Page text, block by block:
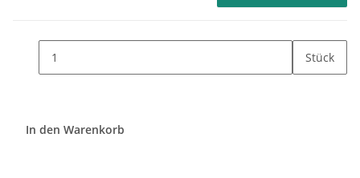
Stück
In den Warenkorb